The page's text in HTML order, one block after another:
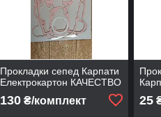
Прокладки сепед Карпати
Електрокартон КАЧЕСТВО
130₴/комплект 25